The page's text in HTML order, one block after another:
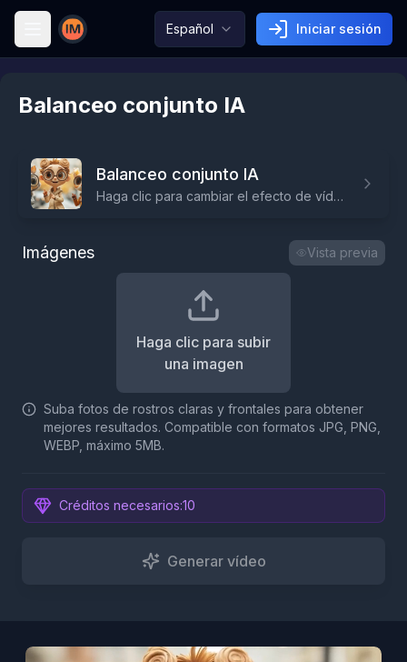
Image AI
Español Iniciar sesión
Balanceo conjunto IA
Balanceo conjunto IA
Haga clic para cambiar el efecto de vídeo IA
Imágenes Vista previa
Haga clic para subir
una imagen
Suba fotos de rostros claras y frontales para obtener
mejores resultados. Compatible con formatos JPG, PNG,
WEBP, máximo 5MB.
Créditos necesarios:10
Generar vídeo